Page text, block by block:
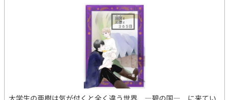
大学生の亜樹は気が付くと全く違う世界 ―碧の国― に来てい